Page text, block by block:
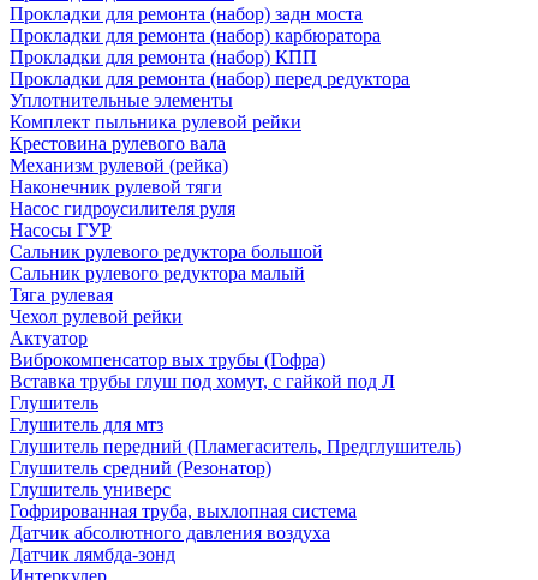
Прокладки для ремонта (набор) задн моста
Прокладки для ремонта (набор) карбюратора
Прокладки для ремонта (набор) КПП
Прокладки для ремонта (набор) перед редуктора
Уплотнительные элементы
Комплект пыльника рулевой рейки
Крестовина рулевого вала
Механизм рулевой (рейка)
Наконечник рулевой тяги
Насос гидроусилителя руля
Насосы ГУР
Сальник рулевого редуктора большой
Сальник рулевого редуктора малый
Тяга рулевая
Чехол рулевой рейки
Актуатор
Виброкомпенсатор вых трубы (Гофра)
Вставка трубы глуш под хомут, с гайкой под Л
Глушитель
Глушитель для мтз
Глушитель передний (Пламегаситель, Предглушитель)
Глушитель средний (Резонатор)
Глушитель универс
Гофрированная труба, выхлопная система
Датчик абсолютного давления воздуха
Датчик лямбда-зонд
Интеркулер